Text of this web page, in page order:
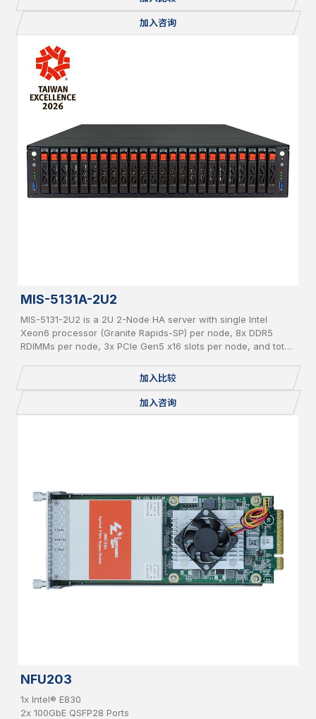
加入咨询
MIS-5131A-2U2
MIS-5131-2U2 is a 2U 2-Node HA server with single Intel
Xeon6 processor (Granite Rapids-SP) per node, 8x DDR5
RDIMMs per node, 3x PCIe Gen5 x16 slots per node, and total
加入比较
加入咨询
NFU203
1x Intel® E830
2x 100GbE QSFP28 Ports